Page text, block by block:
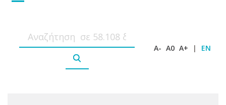
A- A0 A+ | EN